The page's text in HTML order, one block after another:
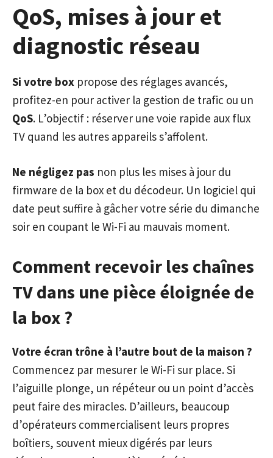
QoS, mises à jour et
diagnostic réseau
Si votre box propose des réglages avancés,
profitez-en pour activer la gestion de trafic ou un
QoS. L’objectif : réserver une voie rapide aux flux
TV quand les autres appareils s’affolent.
Ne négligez pas non plus les mises à jour du
firmware de la box et du décodeur. Un logiciel qui
date peut suffire à gâcher votre série du dimanche
soir en coupant le Wi-Fi au mauvais moment.
Comment recevoir les chaînes
TV dans une pièce éloignée de
la box ?
Votre écran trône à l’autre bout de la maison ?
Commencez par mesurer le Wi-Fi sur place. Si
l’aiguille plonge, un répéteur ou un point d’accès
peut faire des miracles. D’ailleurs, beaucoup
d’opérateurs commercialisent leurs propres
boîtiers, souvent mieux digérés par leurs